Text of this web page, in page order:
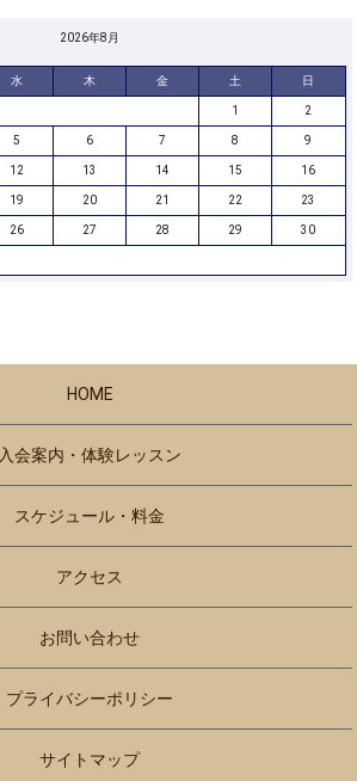
2026年8月
水 木 金 土 日
1 2
5 6 7 8 9
12 13 14 15 16
19 20 21 22 23
26 27 28 29 30
HOME
入会案内・体験レッスン
スケジュール・料金
アクセス
お問い合わせ
プライバシーポリシー
サイトマップ